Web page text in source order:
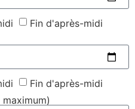
Fin d'après-midi
Fin d'après-midi